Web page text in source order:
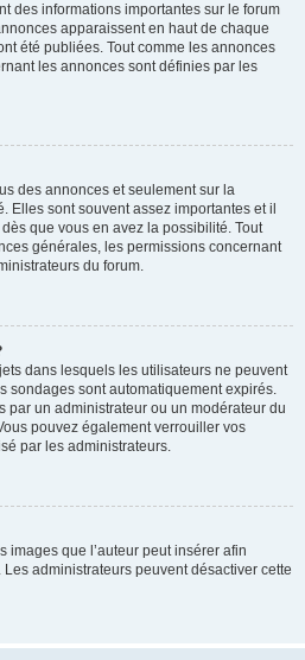
des informations importantes sur le forum
apparaissent en haut de chaque
été publiées. Tout comme les annonces
les annonces sont définies par les
des annonces et seulement sur la
Elles sont souvent assez importantes et il
que vous en avez la possibilité. Tout
générales, les permissions concernant
du forum.
dans lesquels les utilisateurs ne peuvent
sondages sont automatiquement expirés.
par un administrateur ou un modérateur du
pouvez également verrouiller vos
par les administrateurs.
images que l’auteur peut insérer afin
administrateurs peuvent désactiver cette